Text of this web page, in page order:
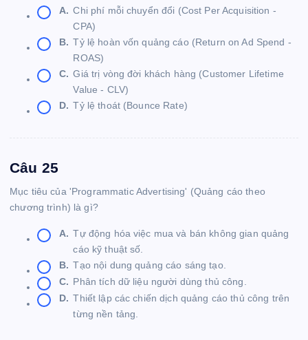
A. Chi phí mỗi chuyển đổi (Cost Per Acquisition -
CPA)
B. Tỷ lệ hoàn vốn quảng cáo (Return on Ad Spend -
ROAS)
C. Giá trị vòng đời khách hàng (Customer Lifetime
Value - CLV)
D. Tỷ lệ thoát (Bounce Rate)
Câu 25
Mục tiêu của 'Programmatic Advertising' (Quảng cáo theo
chương trình) là gì?
A. Tự động hóa việc mua và bán không gian quảng
cáo kỹ thuật số.
B. Tạo nội dung quảng cáo sáng tạo.
C. Phân tích dữ liệu người dùng thủ công.
D. Thiết lập các chiến dịch quảng cáo thủ công trên
từng nền tảng.